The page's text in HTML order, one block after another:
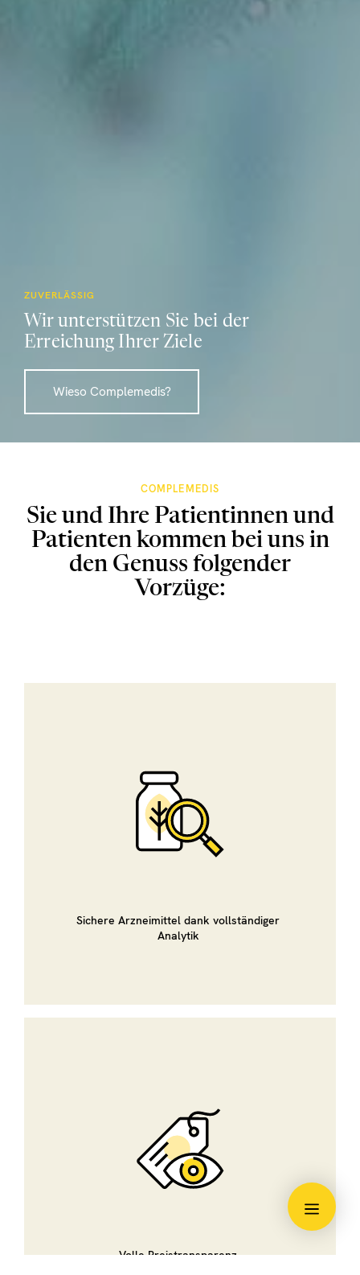
ZUVERLÄSSIG
Wir unterstützen Sie bei der
Erreichung Ihrer Ziele
Wieso Complemedis?
COMPLEMEDIS
Sie und Ihre Patientinnen und
Patienten kommen bei uns in
den Genuss folgender
Vorzüge:
Sichere Arzneimittel dank vollständiger
Analytik
Volle Preistransparenz